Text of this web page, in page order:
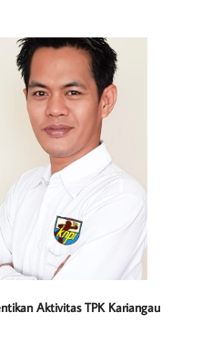
Aktivitas TPK Kariangau